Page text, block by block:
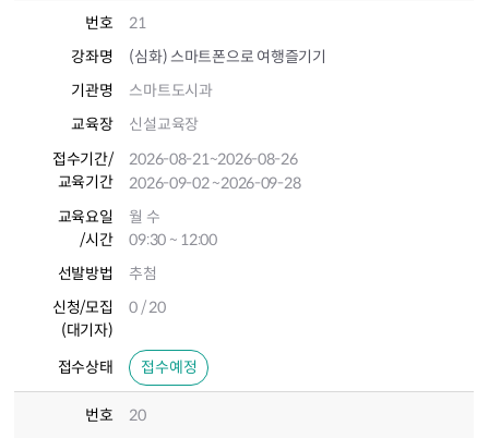
번호
21
강좌명
(심화) 스마트폰으로 여행즐기기
기관명
스마트도시과
교육장
신설교육장
접수기간/
교육기간
2026-08-21~2026-08-26
2026-09-02~2026-09-28
교육요일
/시간
월 수
09:30 ~ 12:00
선발방법
추첨
신청/모집
(대기자)
0 / 20
접수상태 접수예정
번호
20